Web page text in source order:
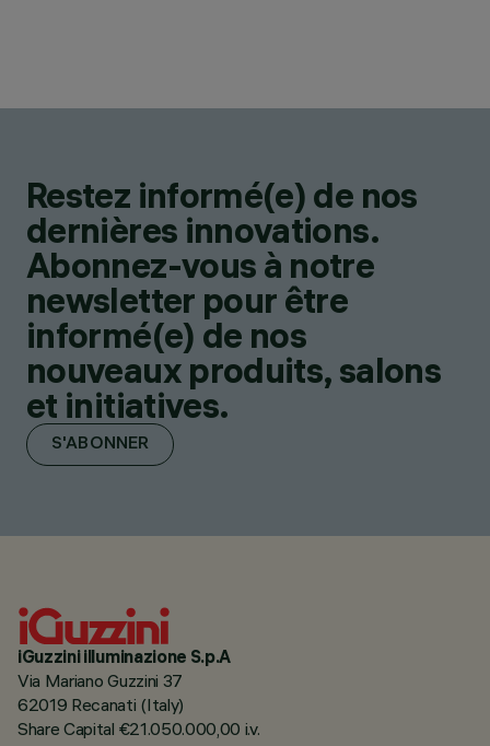
Restez informé(e) de nos
dernières innovations.
Abonnez-vous à notre
newsletter pour être
informé(e) de nos
nouveaux produits, salons
et initiatives.
S'ABONNER
iGuzzini illuminazione S.p.A
Via Mariano Guzzini 37
62019 Recanati (Italy)
Share Capital €21.050.000,00 i.v.